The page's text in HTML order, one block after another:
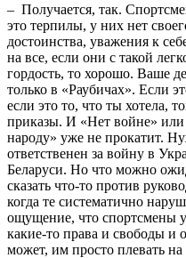
– Получается, так.
это терпилы, у них нет
достоинства, уважения к
на все, если они с такой
гордость, то хорошо. Ваше
только в «Раубичах». Если
если это то, что ты хотела,
приказы. И «Нет войне»
народу» уже не прокатит.
ответственен за войну в
Беларуси. Но что можно
сказать что-то против
когда те систематично
ощущение, что спортсмены
какие-то права и свободы
может, им просто плевать на